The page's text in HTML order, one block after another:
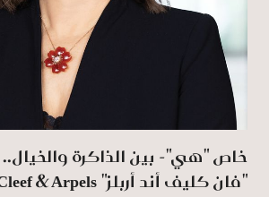
"فان كليف أند أربلز" ‏Van Cleef & Arpels